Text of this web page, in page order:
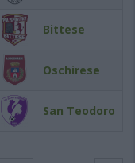
Bittese
Oschirese
San Teodoro